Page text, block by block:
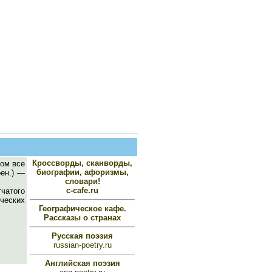
все
—
Кроссворды, сканворды,
биографии, афоризмы,
словари!
c-cafe.ru
Географическое кафе.
Рассказы о странах
Русская поэзия
russian-poetry.ru
Английская поэзия